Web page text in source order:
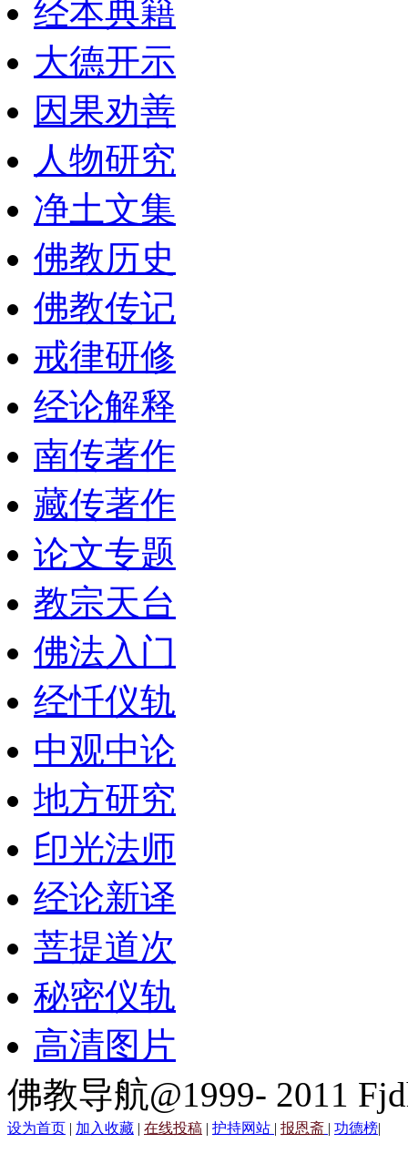
经本典籍
大德开示
因果劝善
人物研究
净土文集
佛教历史
佛教传记
戒律研修
经论解释
南传著作
藏传著作
论文专题
教宗天台
佛法入门
经忏仪轨
中观中论
地方研究
印光法师
经论新译
菩提道次
秘密仪轨
高清图片
佛教导航@1999- 2011
设为首页 | 加入收藏 | 在线投稿 | 护持网站 | 报恩斋 | 功德榜|